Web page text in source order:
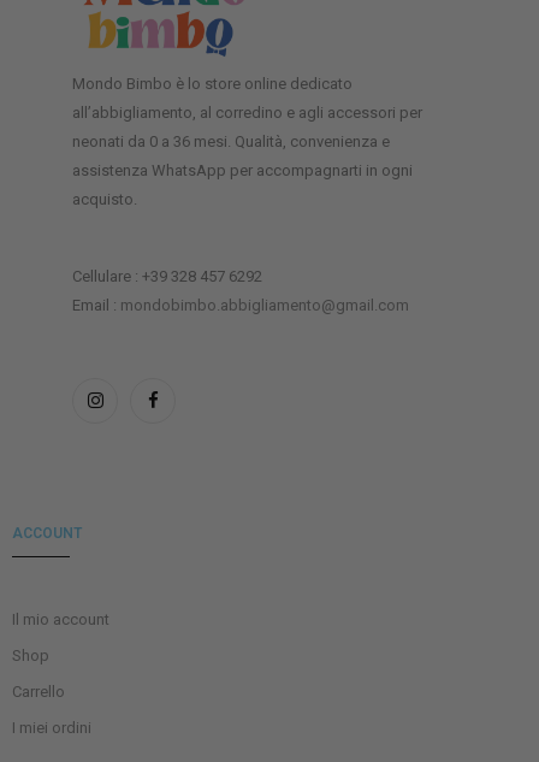
Mondo Bimbo è lo store online dedicato
all’abbigliamento, al corredino e agli accessori per
neonati da 0 a 36 mesi. Qualità, convenienza e
assistenza WhatsApp per accompagnarti in ogni
acquisto.
Cellulare : +39 328 457 6292
Email : mondobimbo.abbigliamento@gmail.com
ACCOUNT
Il mio account
Shop
Carrello
I miei ordini